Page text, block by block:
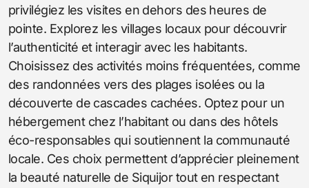
privilégiez les visites en dehors des heures de
pointe. Explorez les villages locaux pour découvrir
l’authenticité et interagir avec les habitants.
Choisissez des activités moins fréquentées, comme
des randonnées vers des plages isolées ou la
découverte de cascades cachées. Optez pour un
hébergement chez l’habitant ou dans des hôtels
éco-responsables qui soutiennent la communauté
locale. Ces choix permettent d’apprécier pleinement
la beauté naturelle de Siquijor tout en respectant